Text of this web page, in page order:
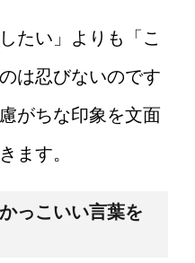
たい」よりも「こ
は忍びないのです
がちな印象を文面
ます。
っこいい言葉を